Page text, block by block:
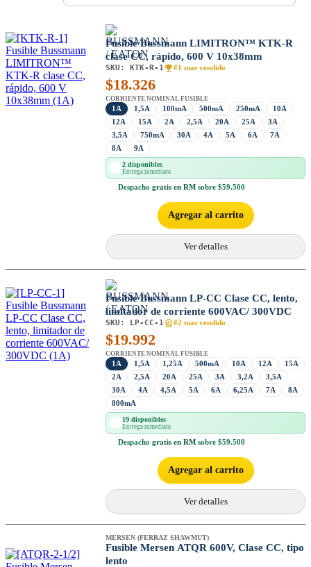
Fusible Bussmann LIMITRON™ KTK-R
clase CC, rápido, 600 V 10x38mm
SKU: KTK-R-1 #1 mas vendido
$18.326
CORRIENTE NOMINAL FUSIBLE
1A 1,5A 100mA 500mA 250mA
10A
12A
15A 2A 2,5A 20A 25A
3A
3,5A
750mA 30A 4A 5A 6A
7A
8A
9A
2 disponibles
Entrega inmediata
Despacho gratis en RM sobre $59.500
Agregar al carrito
Ver detalles
Fusible Bussmann LP-CC Clase CC, lento,
limitador de corriente 600VAC/ 300VDC
SKU: LP-CC-1 #2 mas vendido
$19.992
CORRIENTE NOMINAL FUSIBLE
1A 1,5A 1,25A 500mA 10A 12A
15A
2A
2,5A 20A 25A 3A 3,2A
3,5A
30A
4A 4,5A 5A 6A 6,25A 7A
8A
800mA
19 disponibles
Entrega inmediata
Despacho gratis en RM sobre $59.500
Agregar al carrito
Ver detalles
MERSEN (FERRAZ SHAWMUT)
Fusible Mersen ATQR 600V, Clase CC, tipo
lento